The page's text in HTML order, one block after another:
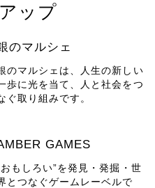
ップ
のマルシェ
のマルシェは、人生の新しい
歩に光を当て、人と社会をつ
ぐ取り組みです。
GAMES
おもしろい”を発見・発掘・世
とつなぐゲームレーベルで